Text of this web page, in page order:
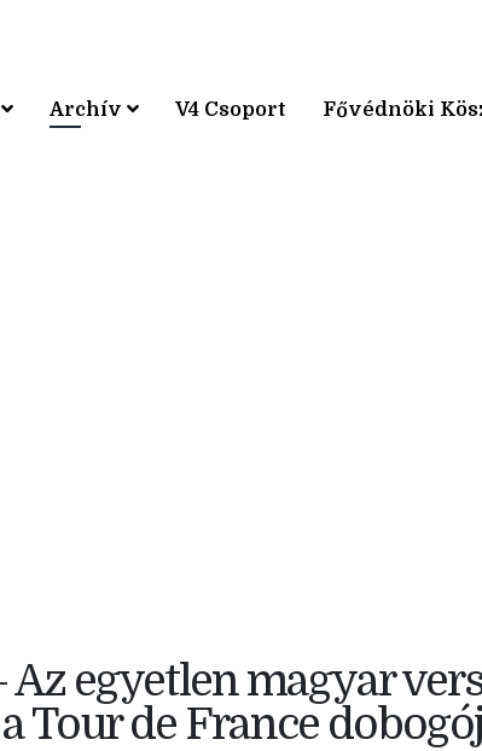
Archív V4 Csoport Fővédnöki
Az egyetlen magyar
Tour de France